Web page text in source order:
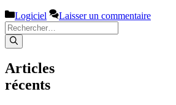
Catégories
Logiciel
Laisser un commentaire
Rechercher :
Articles
récents